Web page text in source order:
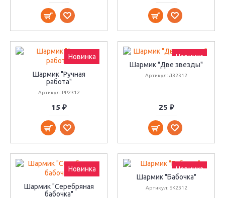
Новинка
Шармик "Ручная
работа"
Артикул: РР2312
15 ₽
Новинка
Шармик "Две звезды"
Артикул: ДЗ2312
25 ₽
Новинка
Шармик "Серебряная
бабочка"
Новинка
Шармик "Бабочка"
Артикул: БК2312